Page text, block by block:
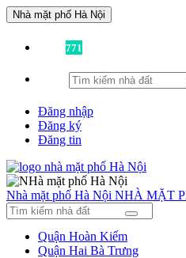
Nhà mặt phố Hà Nội
771
Đăng nhập
Đăng ký
Đăng tin
Nhà mặt phố Hà Nội NHÀ MẶT
Quận Hoàn Kiếm
Quận Hai Bà Trưng